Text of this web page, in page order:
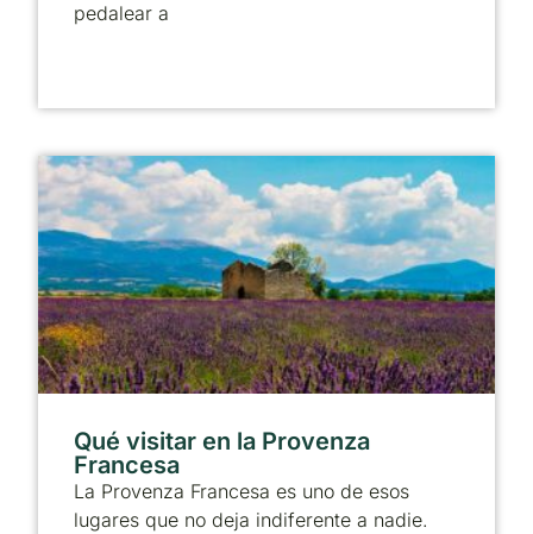
pedalear a
Qué visitar en la Provenza
Francesa
La Provenza Francesa es uno de esos
lugares que no deja indiferente a nadie.